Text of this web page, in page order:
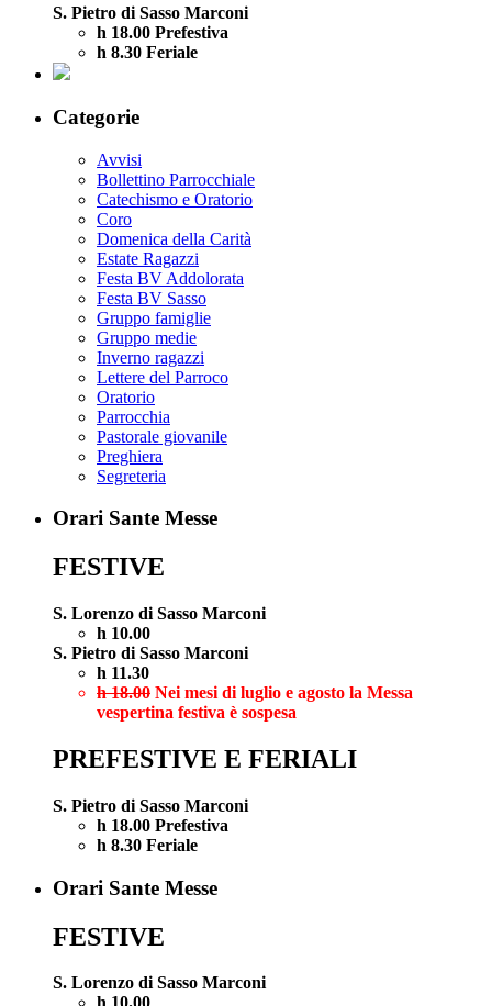
S. Pietro di Sasso Marconi
h 18.00 Prefestiva
h 8.30 Feriale
Categorie
Avvisi
Bollettino Parrocchiale
Catechismo e Oratorio
Coro
Domenica della Carità
Estate Ragazzi
Festa BV Addolorata
Festa BV Sasso
Gruppo famiglie
Gruppo medie
Inverno ragazzi
Lettere del Parroco
Oratorio
Parrocchia
Pastorale giovanile
Preghiera
Segreteria
Orari Sante Messe
FESTIVE
S. Lorenzo di Sasso Marconi
h 10.00
S. Pietro di Sasso Marconi
h 11.30
h 18.00 Nei mesi di luglio e agosto la Messa
vespertina festiva è sospesa
PREFESTIVE E FERIALI
S. Pietro di Sasso Marconi
h 18.00 Prefestiva
h 8.30 Feriale
Orari Sante Messe
FESTIVE
S. Lorenzo di Sasso Marconi